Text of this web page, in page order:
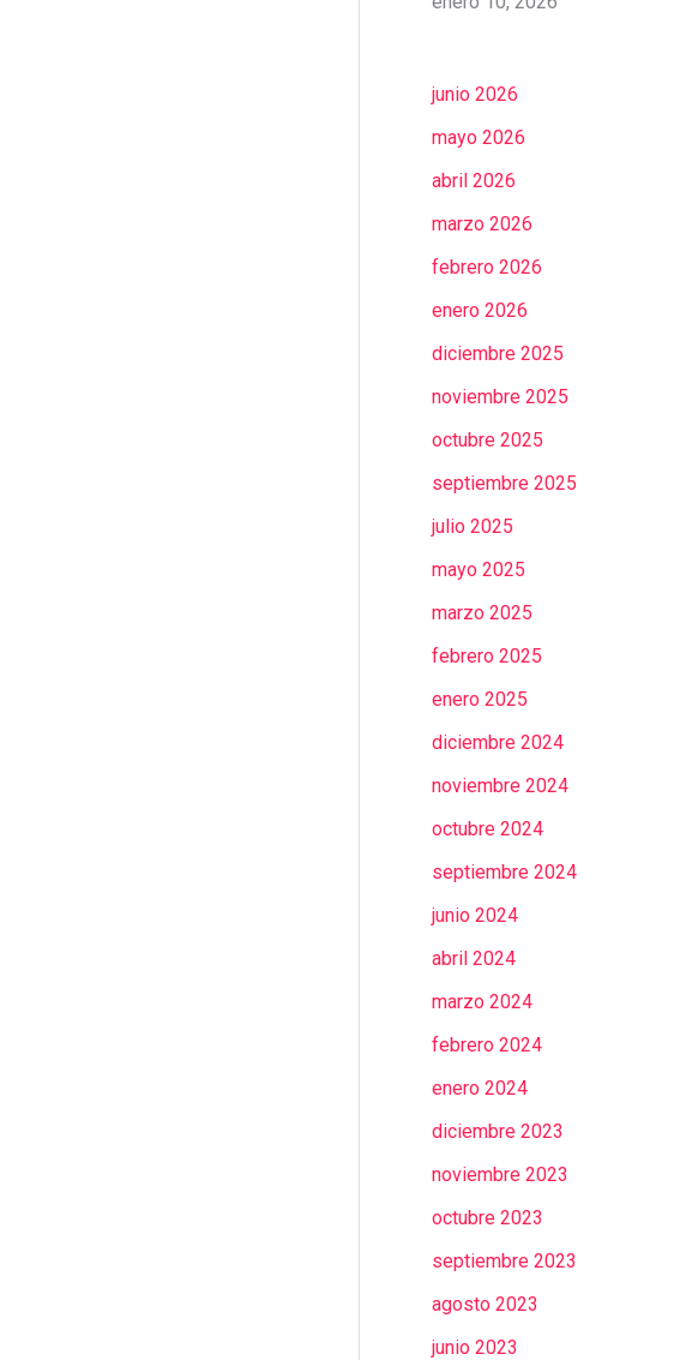
junio 2026
mayo 2026
abril 2026
marzo 2026
febrero 2026
enero 2026
diciembre 2025
noviembre 2025
octubre 2025
septiembre 2025
julio 2025
mayo 2025
marzo 2025
febrero 2025
enero 2025
diciembre 2024
noviembre 2024
octubre 2024
septiembre 2024
junio 2024
abril 2024
marzo 2024
febrero 2024
enero 2024
diciembre 2023
noviembre 2023
octubre 2023
septiembre 2023
agosto 2023
junio 2023